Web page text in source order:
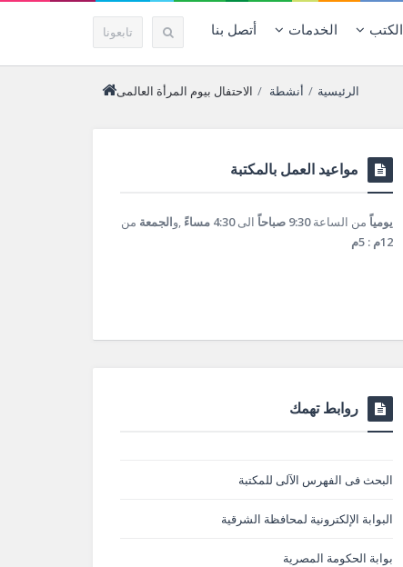
تابعونا الكتب الخدمات أتصل بنا
الرئيسية / أنشطة / الاحتفال بيوم المرأة العالمى
مواعيد العمل بالمكتبة
يومياً من الساعة9:30 صباحاً الى4:30 مساءً ,والجمعة من
12م : 5م
روابط تهمك
البحث فى الفهرس الآلى للمكتبة
البوابة الإلكترونية لمحافظة الشرقية
بوابة الحكومة المصرية